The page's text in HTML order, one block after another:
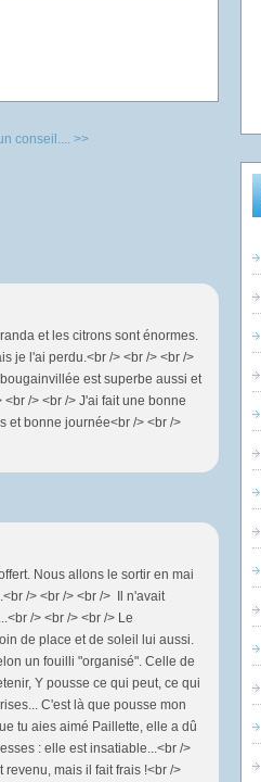
conseil.... >>
et les citrons sont énormes.
je l'ai perdu.<br /> <br /> <br />
est superbe aussi et
/> <br /> J'ai fait une bonne
et bonne journée<br /> <br />
Nous allons le sortir en mai
/> <br /> <br /> Il n'avait
/> <br /> <br /> Le
de place et de soleil lui aussi.
un fouilli "organisé". Celle de
Y pousse ce qui peut, ce qui
C'est là que pousse mon
tu aies aimé Paillette, elle a dû
: elle est insatiable...<br />
mais il fait frais !<br />